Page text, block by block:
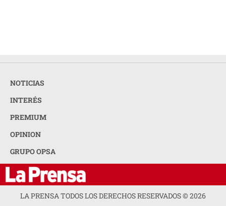
NOTICIAS
INTERÉS
PREMIUM
OPINION
GRUPO OPSA
LA PRENSA TODOS LOS DERECHOS RESERVADOS ©2026